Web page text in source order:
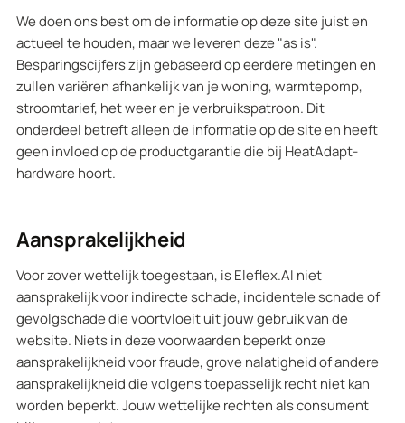
We doen ons best om de informatie op deze site juist en
actueel te houden, maar we leveren deze "as is".
Besparingscijfers zijn gebaseerd op eerdere metingen en
zullen variëren afhankelijk van je woning, warmtepomp,
stroomtarief, het weer en je verbruikspatroon. Dit
onderdeel betreft alleen de informatie op de site en heeft
geen invloed op de productgarantie die bij HeatAdapt-
hardware hoort.
Aansprakelijkheid
Voor zover wettelijk toegestaan, is Eleflex.AI niet
aansprakelijk voor indirecte schade, incidentele schade of
gevolgschade die voortvloeit uit jouw gebruik van de
website. Niets in deze voorwaarden beperkt onze
aansprakelijkheid voor fraude, grove nalatigheid of andere
aansprakelijkheid die volgens toepasselijk recht niet kan
worden beperkt. Jouw wettelijke rechten als consument